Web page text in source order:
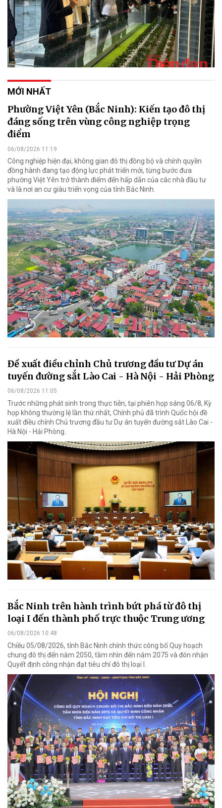
MỚI NHẤT
Phường Việt Yên (Bắc Ninh): Kiến tạo đô thị
đáng sống trên vùng công nghiệp trọng
điểm
06/08/2026 11:19
Công nghiệp hiện đại, không gian đô thị đồng bộ và chính quyền
đồng hành đang tạo động lực phát triển mới, từng bước đưa
phường Việt Yên trở thành điểm đến hấp dẫn của các nhà đầu tư
và là nơi an cư giàu triển vọng của tỉnh Bắc Ninh.
Đề xuất điều chỉnh Chủ trương đầu tư Dự án
tuyến đường sắt Lào Cai - Hà Nội - Hải Phòng
06/08/2026 11:05
Trước những phát sinh trong thực tiễn, tại phiên họp sáng 06/8, Kỳ
họp không thường lệ lần thứ nhất, Chính phủ đã trình Quốc hội đề
xuất điều chỉnh Chủ trương đầu tư Dự án tuyến đường sắt Lào Cai -
Hà Nội - Hải Phòng.
Bắc Ninh trên hành trình bứt phá từ đô thị
loại I đến thành phố trực thuộc Trung ương
06/08/2026 10:48
Chiều 05/08/2026, tỉnh Bắc Ninh chính thức công bố Quy hoạch
chung đô thị đến năm 2050, tầm nhìn đến năm 2075 và đón nhận
Quyết định công nhận đạt tiêu chí đô thị loại I.